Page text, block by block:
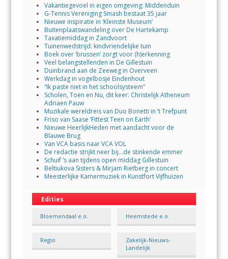
Vakantiegevoel in eigen omgeving: Middenduin
G-Tennis Vereniging Smash bestaat 35 jaar
Nieuwe inspiratie in ‘Kleinste Museum’
Buitenplaatswandeling over De Hartekamp
Taxatiemiddag in Zandvoort
Tuinenwedstrijd: kindvriendelijke tuin
Boek over ‘brussen’ zorgt voor (h)erkenning
Veel belangstellenden in De Gillestuin
Duinbrand aan de Zeeweg in Overveen
Werkdag in vogelbosje Eindenhout
“Ik paste niet in het schoolsysteem”
Scholen, Toen en Nu, dit keer: Christelijk Atheneum
Adriaen Pauw
Muzikale wereldreis van Duo Bonetti in ’t Trefpunt
Friso van Saase ‘Fittest Teen on Earth’
Nieuwe HeerlijkHeden met aandacht voor de
Blauwe Brug
Van VCA basis naar VCA VOL
De redactie strijkt neer bij…de stinkende emmer
Schuif ’s aan tijdens open middag Gillestuin
Beltiukova Sisters & Mirjam Rietberg in concert
Meesterlijke Kamermuziek in Kunstfort Vijfhuizen
Edities
Bloemendaal e.o. Heemstede e.o.
Regio
Zakelijk-Nieuws-
Landelijk